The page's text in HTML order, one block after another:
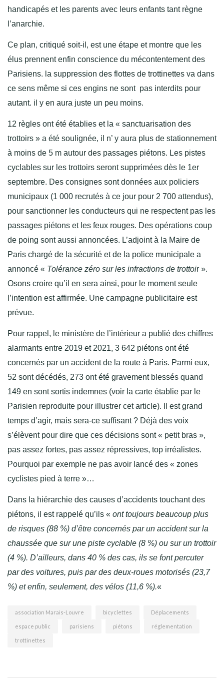
handicapés et les parents avec leurs enfants tant règne
l’anarchie.
Ce plan, critiqué soit-il, est une étape et montre que les
élus prennent enfin conscience du mécontentement des
Parisiens. la suppression des flottes de trottinettes va dans
ce sens même si ces engins ne sont pas interdits pour
autant. il y en aura juste un peu moins.
12 règles ont été établies et la « sanctuarisation des
trottoirs » a été soulignée, il n’ y aura plus de stationnement
à moins de 5 m autour des passages piétons. Les pistes
cyclables sur les trottoirs seront supprimées dès le 1er
septembre. Des consignes sont données aux policiers
municipaux (1 000 recrutés à ce jour pour 2 700 attendus),
pour sanctionner les conducteurs qui ne respectent pas les
passages piétons et les feux rouges. Des opérations coup
de poing sont aussi annoncées. L’adjoint à la Maire de
Paris chargé de la sécurité et de la police municipale a
annoncé « Tolérance zéro sur les infractions de trottoir ».
Osons croire qu’il en sera ainsi, pour le moment seule
l’intention est affirmée. Une campagne publicitaire est
prévue.
Pour rappel, le ministère de l’intérieur a publié des chiffres
alarmants entre 2019 et 2021, 3 642 piétons ont été
concernés par un accident de la route à Paris. Parmi eux,
52 sont décédés, 273 ont été gravement blessés quand
149 en sont sortis indemnes (voir la carte établie par le
Parisien reproduite pour illustrer cet article). Il est grand
temps d’agir, mais sera-ce suffisant ? Déjà des voix
s’élèvent pour dire que ces décisions sont « petit bras »,
pas assez fortes, pas assez répressives, top irréalistes.
Pourquoi par exemple ne pas avoir lancé des « zones
cyclistes pied à terre »…
Dans la hiérarchie des causes d’accidents touchant des
piétons, il est rappelé qu’ils « ont toujours beaucoup plus
de risques (88 %) d’être concernés par un accident sur la
chaussée que sur une piste cyclable (8 %) ou sur un trottoir
(4 %). D’ailleurs, dans 40 % des cas, ils se font percuter
par des voitures, puis par des deux-roues motorisés (23,7
%) et enfin, seulement, des vélos (11,6 %).«
association Marais-Louvre bicyclettes Déplacements
espace public parisiens piétons réglementation
trottinettes